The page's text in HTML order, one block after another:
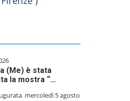
(Me) è stata
la mostra “…
mercoledì 5 agosto